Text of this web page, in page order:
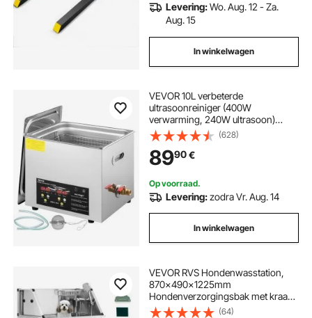
Levering:Wo. Aug. 12 - Za.
Aug. 15
In winkelwagen
VEVOR 10L verbeterde
ultrasoonreiniger (400W
verwarming, 240W ultrasoon)
Professionele digitale laboratorium-
ultrasoonreiniger met
verwarmingstimer voor het
reinigen van onderdelen en
instrumenten
(628)
8990€
Op voorraad.
Levering:zodra Vr. Aug. 14
In winkelwagen
VEVOR RVS Hondenwasstation,
870x490x1225mm
Hondenverzorgingsbak met kraan,
douchekop, zeephouder en
(64)